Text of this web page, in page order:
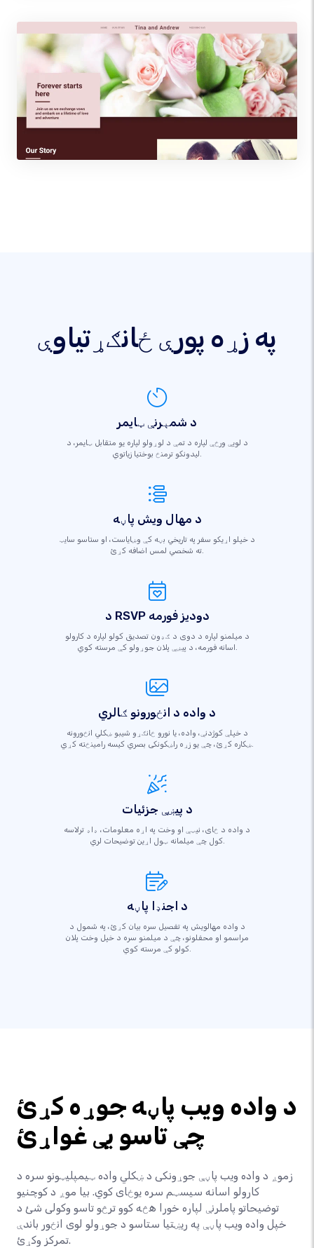
په زړه پورې ځانګړتیاوې
د شمېرنې ټایمر
د لویې ورځې لپاره د تمې د لوړولو لپاره یو متقابل ټایمر، د
لیدونکو ترمنځ بوختیا زیاتوي.
د مهال ویش پاڼه
د خپلو اړیکو سفر په تاریخي بڼه کې وښایاست، او ستاسو سایټ
ته شخصي لمس اضافه کړئ.
د RSVP دودیز فورمه
د میلمنو لپاره د دوی د ګډون تصدیق کولو لپاره د کارولو
اسانه فورمه، د پیښې پلان جوړولو کې مرسته کوي.
د واده د انځورونو ګالري
د خپلې کوژدنې، واده، یا نورو ځانګړو شیبو ښکلي انځورونه
ښکاره کړئ، چې یو زړه راښکونکی بصري کیسه رامینځته کړي.
د پیښې جزئیات
د واده د ځای، نیټې او وخت په اړه معلومات، ډاډ ترلاسه
کول چې میلمانه ټول اړین توضیحات لري.
د اجنډا پاڼه
د واده مهالویش په تفصیل سره بیان کړئ، په شمول د
مراسمو او محفلونو، چې د میلمنو سره د خپل وخت پلان
کولو کې مرسته کوي.
د واده ویب پاڼه جوړه کړئ
چې تاسو یې غواړئ
زموږ د واده ویب پاڼې جوړونکی د ښکلي واده ټیمپلیټونو سره د
کارولو اسانه سیسټم سره یوځای کوي. بیا موږ د کوچنیو
توضیحاتو پاملرنې لپاره خورا هڅه کوو ترڅو تاسو وکولی شئ د
خپل واده ویب پاڼې په ریښتیا ستاسو د جوړولو لوی انځور باندې
تمرکز وکړئ.